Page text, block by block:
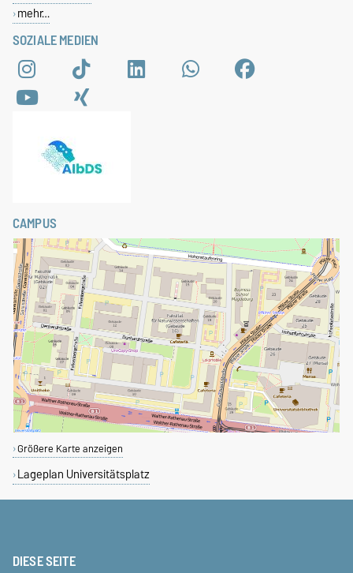
SOZIALE MEDIEN
mehr…
CAMPUS
Größere Karte anzeigen
Lageplan Universitätsplatz
DIESE SEITE